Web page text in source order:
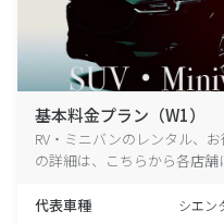
基本料金プラン（W1）
RV・ミニバンのレンタル、
の詳細は、こちらから各店舗
代表車種 シエン